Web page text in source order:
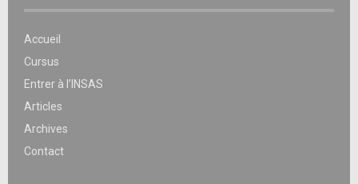
Accueil
Cursus
Entrer à l’INSAS
Articles
Archives
Contact